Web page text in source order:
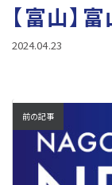
所属選手
【富山】
2024.04.23
前の記事